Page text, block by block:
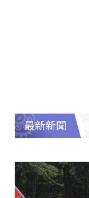
最新新聞